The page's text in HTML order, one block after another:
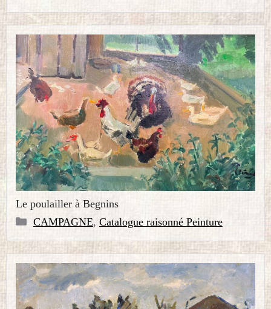
Le poulailler à Begnins
Catégories
CAMPAGNE, Catalogue raisonné Peinture